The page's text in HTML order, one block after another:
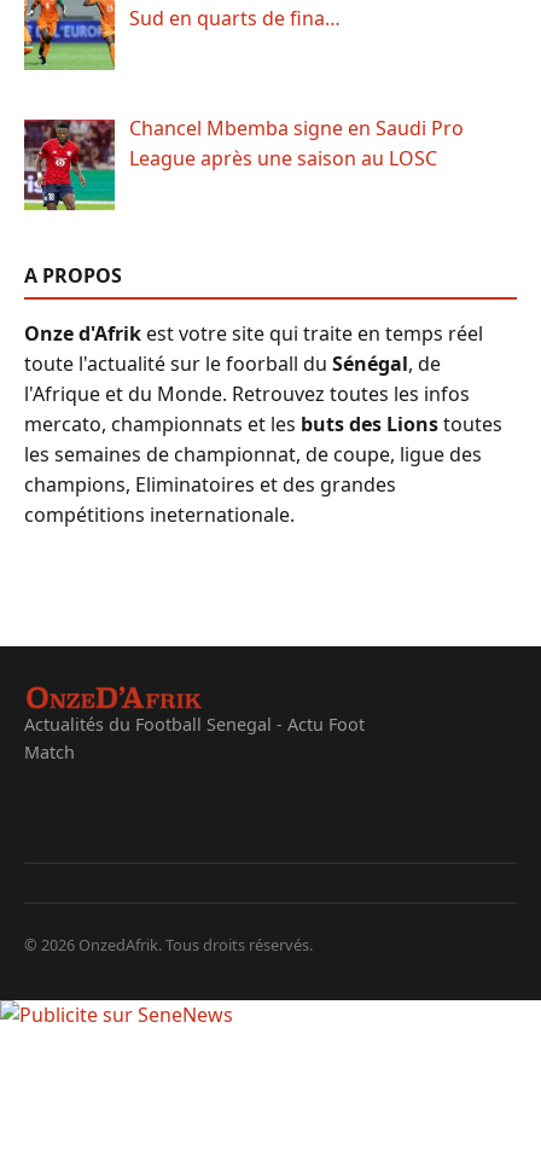
Sud en quarts de fina…
Chancel Mbemba signe en Saudi Pro
League après une saison au LOSC
A PROPOS
Onze d'Afrikest votre site qui traite en temps réel
toute l'actualité sur le foorball du Sénégal, de
l'Afrique et du Monde. Retrouvez toutes les infos
mercato, championnats et les buts des Lionstoutes
les semaines de championnat, de coupe, ligue des
champions, Eliminatoires et des grandes
compétitions ineternationale.
Actualités du Football Senegal - Actu Foot
Match
© 2026 OnzedAfrik. Tous droits réservés.